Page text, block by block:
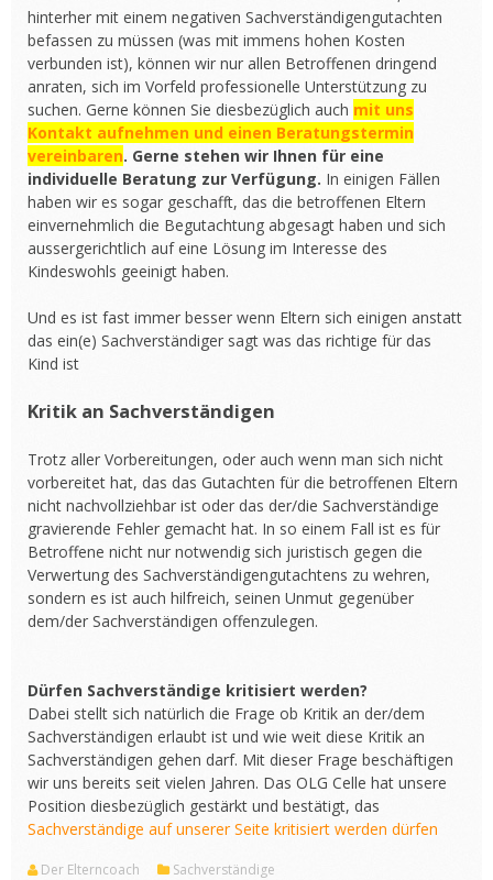
hinterher mit einem negativen Sachverständigengutachten
befassen zu müssen (was mit immens hohen Kosten
verbunden ist), können wir nur allen Betroffenen dringend
anraten, sich im Vorfeld professionelle Unterstützung zu
suchen. Gerne können Sie diesbezüglich auch mit uns
Kontakt aufnehmen und einen Beratungstermin
vereinbaren. Gerne stehen wir Ihnen für eine
individuelle Beratung zur Verfügung. In einigen Fällen
haben wir es sogar geschafft, das die betroffenen Eltern
einvernehmlich die Begutachtung abgesagt haben und sich
aussergerichtlich auf eine Lösung im Interesse des
Kindeswohls geeinigt haben.
Und es ist fast immer besser wenn Eltern sich einigen anstatt
das ein(e) Sachverständiger sagt was das richtige für das
Kind ist
Kritik an Sachverständigen
Trotz aller Vorbereitungen, oder auch wenn man sich nicht
vorbereitet hat, das das Gutachten für die betroffenen Eltern
nicht nachvollziehbar ist oder das der/die Sachverständige
gravierende Fehler gemacht hat. In so einem Fall ist es für
Betroffene nicht nur notwendig sich juristisch gegen die
Verwertung des Sachverständigengutachtens zu wehren,
sondern es ist auch hilfreich, seinen Unmut gegenüber
dem/der Sachverständigen offenzulegen.
Dürfen Sachverständige kritisiert werden?
Dabei stellt sich natürlich die Frage ob Kritik an der/dem
Sachverständigen erlaubt ist und wie weit diese Kritik an
Sachverständigen gehen darf. Mit dieser Frage beschäftigen
wir uns bereits seit vielen Jahren. Das OLG Celle hat unsere
Position diesbezüglich gestärkt und bestätigt, das
Sachverständige auf unserer Seite kritisiert werden dürfen
Der Elterncoach Sachverständige